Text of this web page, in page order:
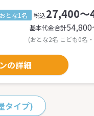
おとな1名 税込27,400～
基本代金合計
(おとな2名 こども0名
の詳細
タイプ)